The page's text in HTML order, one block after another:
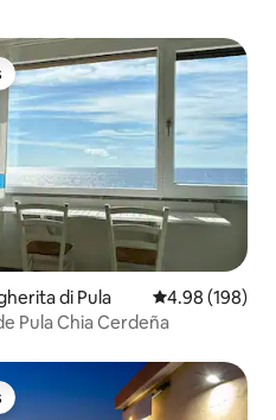
di Pula Calificación
4.98 (198)
Pula Chia Cerdeña